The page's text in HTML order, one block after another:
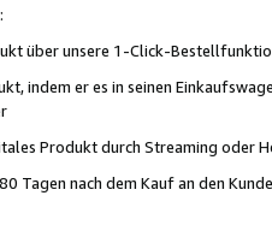
über unsere 1-Click-
indem er es in seinen
Produkt durch Streaming oder
Tagen nach dem Kauf an den